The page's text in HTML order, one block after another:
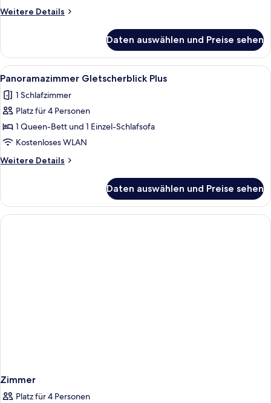
Weitere Details
Weitere
Gletscherblick
Daten auswählen und Preise sehen
Alle
Fotos
für
Panoramazimmer
Gletscherblick
Plus
anzeigen
1
Panoramazimmer Gletscherblick Plus
1 Schlafzimmer
Platz für 4 Personen
1 Queen-Bett und 1 Einzel-Schlafsofa
Kostenloses WLAN
Weitere Details
Weitere
Gletscherblick
Plus
Daten auswählen und Preise sehen
Zimmer
Platz für 4 Personen